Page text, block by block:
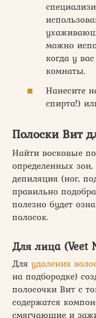
можно
когда у
комнаты.
Нанесите
спирта!)
Полоски Вит
Найти восковые
определенных
депиляция (ног,
правильно
полезно будет
полосок.
Для лица (Veet
Для удаления
на подбородке)
полосочки Вит с
содержатся
смягчающие и